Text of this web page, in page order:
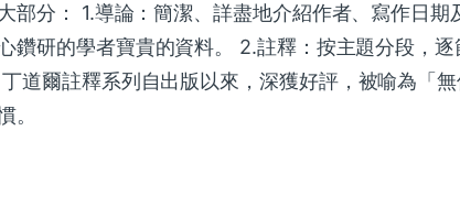
部分： 1.導論：簡潔、詳盡地介紹作者、寫作日
鑽研的學者寶貴的資料。 2.註釋：按主題分段，
道爾註釋系列自出版以來，深獲好評，被喻為「
。